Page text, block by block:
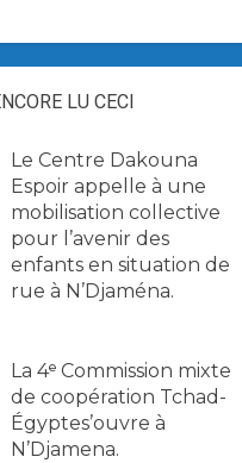
LU CECI
Le Centre Dakouna
Espoir appelle à une
mobilisation collective
pour l’avenir des
enfants en situation de
rue à N’Djaména.
La 4ᵉ Commission mixte
de coopération Tchad-
Égyptes’ouvre à
N’Djamena.